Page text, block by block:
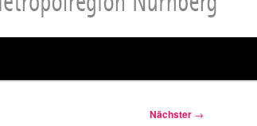
Nächster →